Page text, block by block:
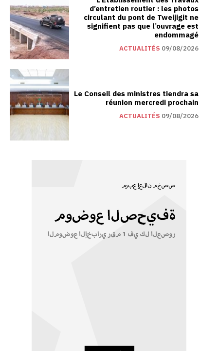
d’entretien routier : les photos
circulant du pont de Tweijigit ne
signifient pas que l’ouvrage est
endommagé
ACTUALITÉS 09/08/2026
Le Conseil des ministres tiendra sa
réunion mercredi prochain
ACTUALITÉS 09/08/2026